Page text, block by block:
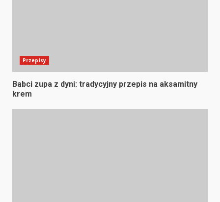
Przepisy
Babci zupa z dyni: tradycyjny przepis na aksamitny
krem